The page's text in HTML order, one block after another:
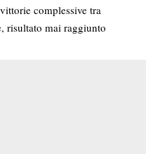
complessive tra
risultato mai raggiunto